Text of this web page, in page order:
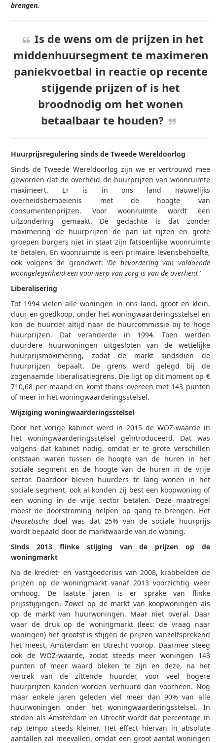
brengen.
Is de wens om de prijzen in het
middenhuursegment te maximeren
paniekvoetbal in reactie op recente
stijgende prijzen of is het
broodnodig om het wonen
betaalbaar te houden?
Huurprijsregulering sinds de Tweede Wereldoorlog
Sinds de Tweede Wereldoorlog zijn we er vertrouwd mee
geworden dat de overheid de huurprijzen van woonruimte
maximeert. Er is in ons land nauwelijks
overheidsbemoeienis met de hoogte van
consumentenprijzen. Voor woonruimte wordt een
uitzondering gemaakt. De gedachte is dat zonder
maximering de huurprijzen de pan uit rijzen en grote
groepen burgers niet in staat zijn fatsoenlijke woonruimte
te betalen. En woonruimte is een primaire levensbehoefte,
ook volgens de grondwet: ‘De bevordering van voldoende
woongelegenheid een voorwerp van zorg is van de overheid.’
Liberalisering
Tot 1994 vielen alle woningen in ons land, groot en klein,
duur en goedkoop, onder het woningwaarderingsstelsel en
kon de huurder altijd naar de huurcommissie bij te hoge
huurprijzen. Dat veranderde in 1994. Toen werden
duurdere huurwoningen uitgesloten van de wettelijke
huurprijsmaximering, zodat de markt sindsdien de
huurprijzen bepaalt. De grens werd gelegd bij de
zogenaamde liberalisatiegrens. Die ligt op dit moment op €
710,68 per maand en komt thans overeen met 143 punten
of meer in het woningwaarderingsstelsel.
Wijziging woningwaarderingsstelsel
Door het vorige kabinet werd in 2015 de WOZ-waarde in
het woningwaarderingsstelsel geïntroduceerd. Dat was
volgens dat kabinet nodig, omdat er te grote verschillen
ontstaan waren tussen de hoogte van de huren in het
sociale segment en de hoogte van de huren in de vrije
sector. Daardoor bleven huurders te lang wonen in het
sociale segment, ook al konden zij best een koopwoning of
een woning in de vrije sector betalen. Deze maatregel
moest de doorstroming helpen op gang te brengen. Het
theoretische doel was dat 25% van de sociale huurprijs
wordt bepaald door de marktwaarde van de woning.
Sinds 2013 flinke stijging van de prijzen op de
woningmarkt
Na de krediet- en vastgoedcrisis van 2008, krabbelden de
prijzen op de woningmarkt vanaf 2013 voorzichtig weer
omhoog. De laatste jaren is er sprake van flinke
prijsstijgingen. Zowel op de markt van koopwoningen als
op de markt van huurwoningen. Maar niet overal. Daar
waar de druk op de woningmarkt (lees: de vraag naar
woningen) het grootst is stijgen de prijzen vanzelfsprekend
het meest, Amsterdam en Utrecht voorop. Daarmee steeg
ook de WOZ-waarde, zodat steeds meer woningen 143
punten of meer waard bleken te zijn en deze, na het
vertrek van de zittende huurder, voor veel hogere
huurprijzen konden worden verhuurd dan voorheen. Nog
maar enkele jaren geleden viel meer dan 90% van alle
huurwoningen onder het woningwaarderingsstelsel. In
steden als Amsterdam en Utrecht wordt dat percentage in
rap tempo steeds kleiner. Het effect hiervan in absolute
aantallen zal meevallen, omdat een groot aantal woningen